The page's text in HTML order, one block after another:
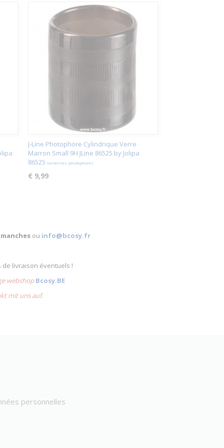
J-Line Photophore Cylindrique Verre
Marron Small 9H JLine 86525 by Jolipa
86525 lanternes-photophores
€ 9,99
ou info@bcosy.fr
livraison éventuels !
webshopBcosy.BE
mit uns auf.
personnelles